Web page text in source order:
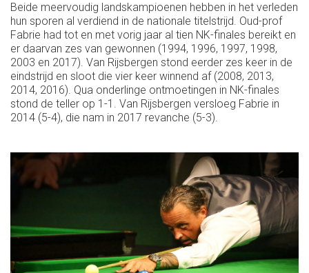
Beide meervoudig landskampioenen hebben in het verleden
hun sporen al verdiend in de nationale titelstrijd. Oud-prof
Fabrie had tot en met vorig jaar al tien NK-finales bereikt en
er daarvan zes van gewonnen (1994, 1996, 1997, 1998,
2003 en 2017). Van Rijsbergen stond eerder zes keer in de
eindstrijd en sloot die vier keer winnend af (2008, 2013,
2014, 2016). Qua onderlinge ontmoetingen in NK-finales
stond de teller op 1-1. Van Rijsbergen versloeg Fabrie in
2014 (5-4), die nam in 2017 revanche (5-3).